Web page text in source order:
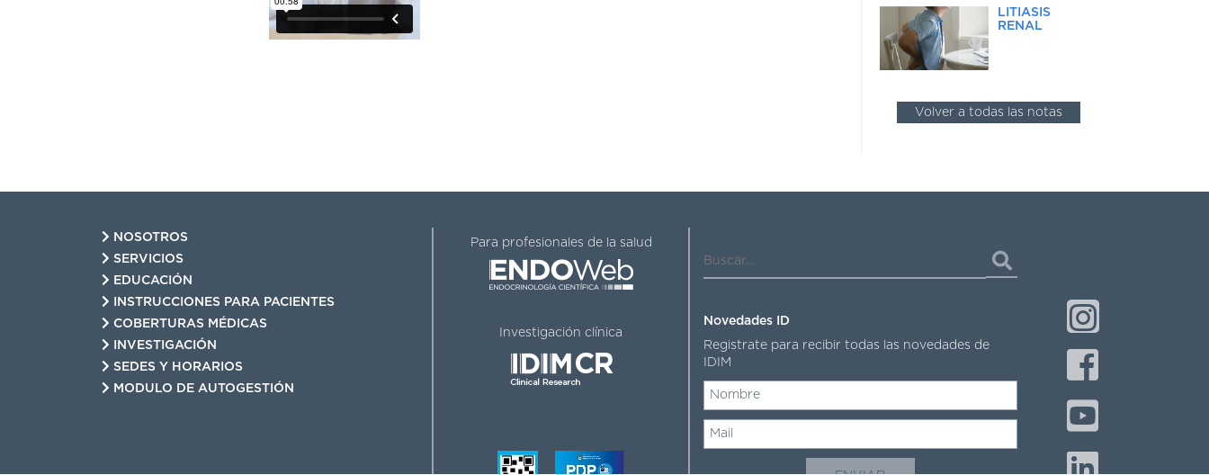
LITIASIS
RENAL
Volver a todas las notas
NOSOTROS
SERVICIOS
EDUCACIÓN
INSTRUCCIONES PARA PACIENTES
COBERTURAS MÉDICAS
INVESTIGACIÓN
SEDES Y HORARIOS
MODULO DE AUTOGESTIÓN
Para profesionales de la salud
Investigación clínica
Novedades ID
Registrate para recibir todas las novedades de
IDIM